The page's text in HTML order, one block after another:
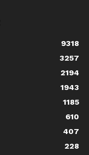
9318
3257
2194
1943
1185
610
407
228